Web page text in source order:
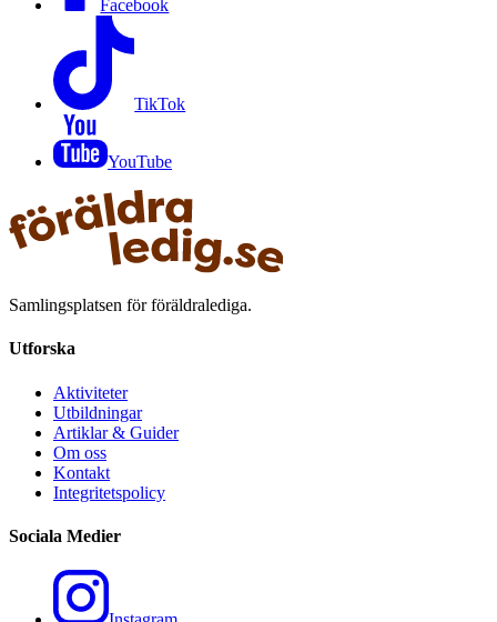
Facebook
TikTok
YouTube
Samlingsplatsen för föräldralediga.
Utforska
Aktiviteter
Utbildningar
Artiklar & Guider
Om oss
Kontakt
Integritetspolicy
Sociala Medier